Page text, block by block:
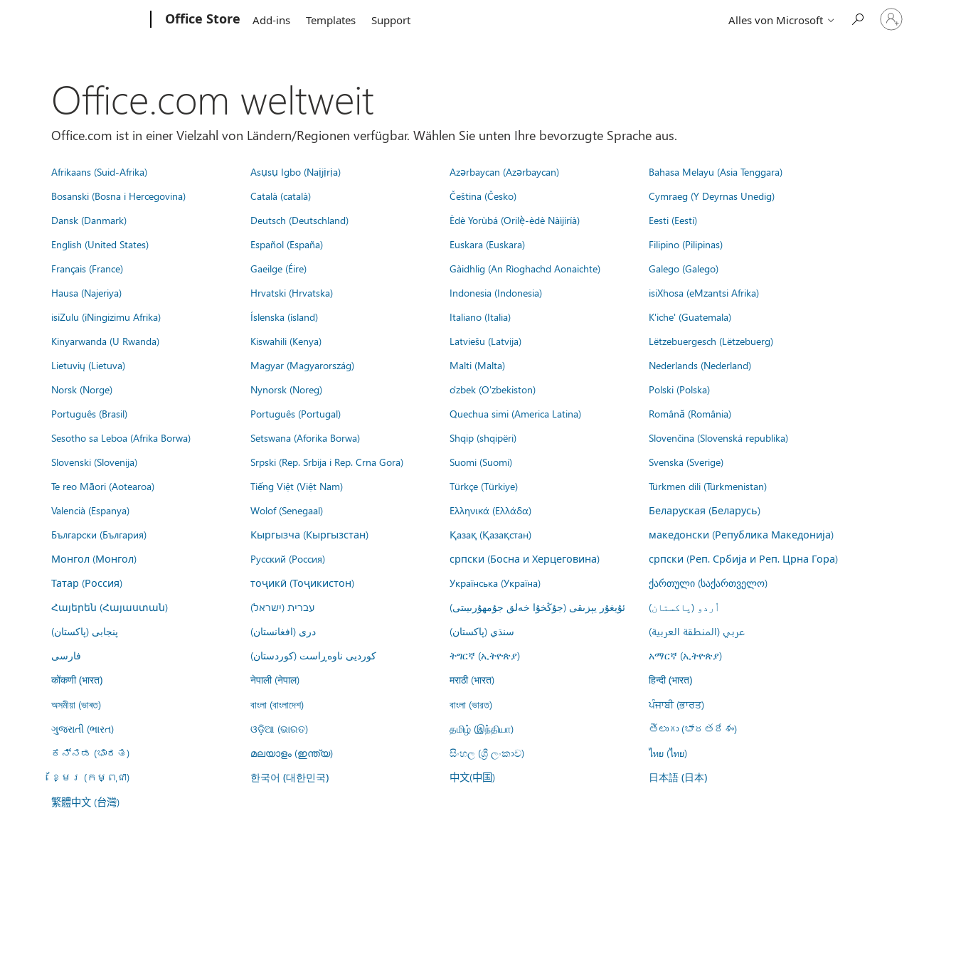
Office Store Add-ins Templates Support Alles von Microsoft
Bei
Ihrem
Konto
Office.com weltweit
Office.com ist in einer Vielzahl von Ländern/Regionen verfügbar. Wählen Sie unten Ihre bevorzugte Sprache aus.
Afrikaans (Suid-Afrika) Asụsụ Igbo (Naịjịrịa) Azərbaycan (Azərbaycan)
Bahasa Melayu (Asia Tenggara)
Bosanski (Bosna i Hercegovina)
Català (català) Čeština (Česko)
Cymraeg (Y Deyrnas Unedig)
Dansk (Danmark)
Deutsch (Deutschland) Èdè Yorùbá (Orilẹ̀-èdè Nàìjíríà)
Eesti (Eesti)
English (United States)
Español (España) Euskara (Euskara)
Filipino (Pilipinas)
Français (France)
Gaeilge (Éire) Gàidhlig (An Rìoghachd Aonaichte)
Galego (Galego)
Hausa (Najeriya)
Hrvatski (Hrvatska) Indonesia (Indonesia)
isiXhosa (eMzantsi Afrika)
isiZulu (iNingizimu Afrika)
Íslenska (ísland) Italiano (Italia)
K'iche' (Guatemala)
Kinyarwanda (U Rwanda)
Kiswahili (Kenya) Latviešu (Latvija)
Lëtzebuergesch (Lëtzebuerg)
Lietuvių (Lietuva)
Magyar (Magyarország) Malti (Malta)
Nederlands (Nederland)
Norsk (Norge)
Nynorsk (Noreg) o'zbek (O'zbekiston)
Polski (Polska)
Português (Brasil)
Português (Portugal) Quechua simi (America Latina)
Română (România)
Sesotho sa Leboa (Afrika Borwa)
Setswana (Aforika Borwa) Shqip (shqipëri)
Slovenčina (Slovenská republika)
Slovenski (Slovenija)
Srpski (Rep. Srbija i Rep. Crna Gora) Suomi (Suomi)
Svenska (Sverige)
Te reo Māori (Aotearoa)
Tiếng Việt (Việt Nam) Türkçe (Türkiye)
Türkmen dili (Türkmenistan)
Valencià (Espanya)
Wolof (Senegaal) Ελληνικά (Ελλάδα)
Беларуская (Беларусь)
Български (България)
Кыргызча (Кыргызстан) Қазақ (Қазақстан)
македонски (Република Македонија)
Монгол (Монгол)
Русский (Россия) српски (Босна и Херцеговина)
српски (Реп. Србија и Реп. Црна Гора)
Татар (Россия)
тоҷикӣ (Тоҷикистон) Українська (Україна)
ქართული (საქართველო)
Հայերեն (Հայաստան)
עברית (ישראל) ئۇيغۇر يېزىقى (جۇڭخۇا خەلق جۇمھۇرىيىتى)
اُردو (پاکستان)
پنجابی (پاکستان)
درى (افغانستان) سنڌي (پاکستان)
عربي (المنطقة العربية)
فارسى
کوردیی ناوەڕاست (کوردستان) ትግርኛ (ኢትዮጵያ) አማርኛ (ኢትዮጵያ)
कोंकणी (भारत) नेपाली (नेपाल) मराठी (भारत) हिन्दी (भारत)
অসমীয়া (ভাৰত) বাংলা (বাংলাদেশ) বাংলা (ভারত)
ਪੰਜਾਬੀ (ਭਾਰਤ)
ગુજરાતી (ભારત)
ଓଡ଼ିଆ (ଭାରତ) தமிழ் (இந்தியா)
తెలుగు (భారతదేశం)
ಕನ್ನಡ (ಭಾರತ)
മലയാളം (ഇന്ത്യ) සිංහල (ශ්‍රී ලංකාව)
ไทย (ไทย)
ខ្មែរ (កម្ពុជា)
한국어 (대한민국) 中文(中国) 日本語 (日本)
繁體中文 (台灣)